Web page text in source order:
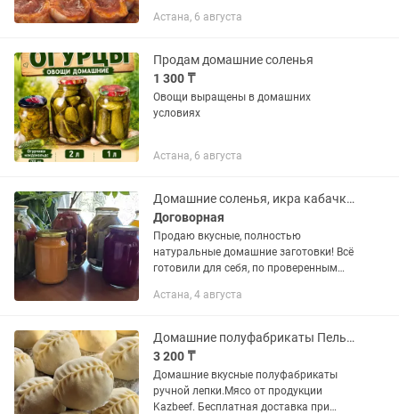
Просто достал, разморозил и на
Астана, 6 августа
Продам домашние соленья
1 300 ₸
Овощи выращены в домашних
условиях
Астана, 6 августа
Домашние соленья, икра кабачковая по ГОСТу, натуральные соки
Договорная
Продаю вкусные, полностью
натуральные домашние заготовки! Всё
готовили для себя, по проверенным
овощей. Без лишней химии. В наличии
Астана, 4 августа
Домашние полуфабрикаты Пельмени
3 200 ₸
Домашние вкусные полуфабрикаты
ручной лепки.Мясо от продукции
Kazbeef. Бесплатная доставка при